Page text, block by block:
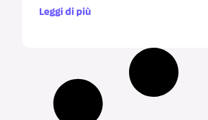
Leggi di più